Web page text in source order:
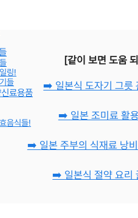
링!
들
료용품
음식들!
[같이 보면 도움
➡️ 일본식 도자기 그릇
➡️ 일본 조미료 활
➡️ 일본 주부의 식재료 낭
➡️ 일본식 절약 요리